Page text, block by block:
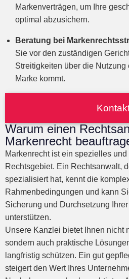
Markenverträgen, um Ihre
optimal abzusichern.
Beratung bei
Sie vor den zuständigen
Streitigkeiten über die
Marke kommt.
Warum einen
Markenrecht
Markenrecht ist ein spezielles
Rechtsgebiet. Ein Rechtsanwalt,
spezialisiert hat, kennt die
Rahmenbedingungen und kann
Sicherung und Durchsetzung
unterstützen.
Unsere Kanzlei bietet Ihnen nicht
sondern auch praktische
langfristig schützen. Ein gut
steigert den Wert Ihres